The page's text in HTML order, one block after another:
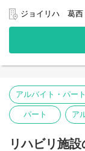
あたたかい雰囲気
50代・60代の中高
身体に無理なく働
ジョイリハ 葛西
アルバイト・パー
パート ア
リハビリ施